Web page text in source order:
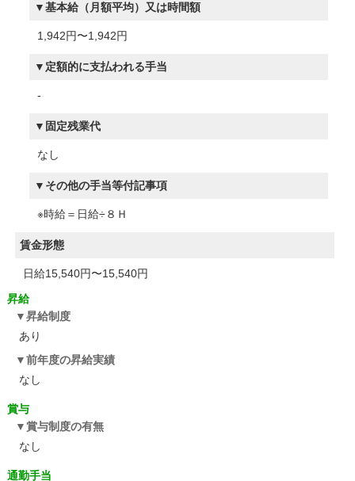
基本給（月額平均）又は時間額
1,942円〜1,942円
定額的に支払われる手当
-
固定残業代
なし
その他の手当等付記事項
※時給＝日給÷８Ｈ
賃金形態
日給15,540円〜15,540円
昇給
昇給制度
あり
前年度の昇給実績
なし
賞与
賞与制度の有無
なし
通勤手当